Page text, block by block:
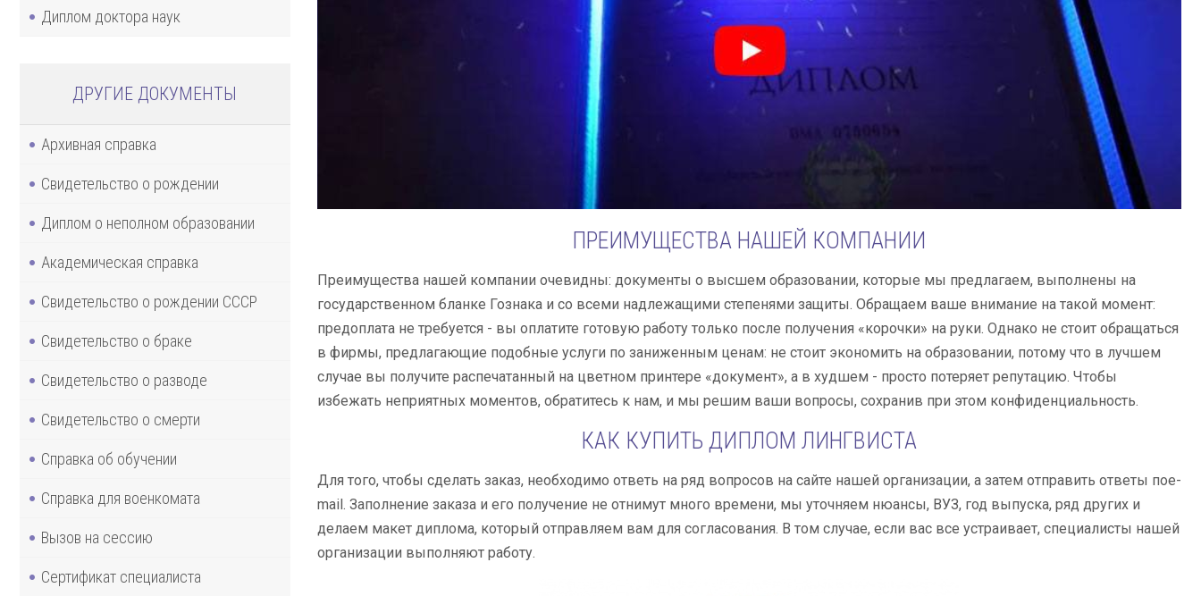
Диплом доктора наук
ДРУГИЕ ДОКУМЕНТЫ
Архивная справка
Свидетельство о рождении
Диплом о неполном образовании
Академическая справка
Свидетельство о рождении СССР
Свидетельство о браке
Свидетельство о разводе
Свидетельство о смерти
Справка об обучении
Справка для военкомата
Вызов на сессию
Сертификат специалиста
ПРЕИМУЩЕСТВА НАШЕЙ КОМПАНИИ
Преимущества нашей компании очевидны: документы о высшем образовании, которые мы предлагаем, выполнены на
государственном бланке Гознака и со всеми надлежащими степенями защиты. Обращаем ваше внимание на такой момент:
предоплата не требуется - вы оплатите готовую работу только после получения «корочки» на руки. Однако не стоит обращаться
в фирмы, предлагающие подобные услуги по заниженным ценам: не стоит экономить на образовании, потому что в лучшем
случае вы получите распечатанный на цветном принтере «документ», а в худшем - просто потеряет репутацию. Чтобы
избежать неприятных моментов, обратитесь к нам, и мы решим ваши вопросы, сохранив при этом конфиденциальность.
КАК КУПИТЬ ДИПЛОМ ЛИНГВИСТА
Для того, чтобы сделать заказ, необходимо ответь на ряд вопросов на сайте нашей организации, а затем отправить ответы поe-
mail. Заполнение заказа и его получение не отнимут много времени, мы уточняем нюансы, ВУЗ, год выпуска, ряд других и
делаем макет диплома, который отправляем вам для согласования. В том случае, если вас все устраивает, специалисты нашей
организации выполняют работу.